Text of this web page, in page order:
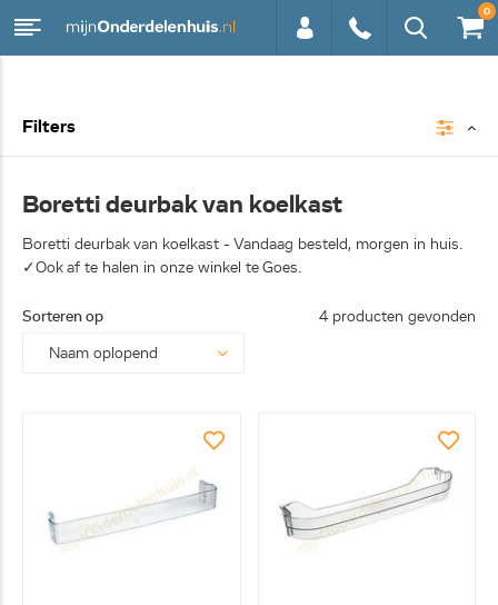
0
Filters
Boretti deurbak van koelkast
Boretti deurbak van koelkast - Vandaag besteld, morgen in huis.
✓Ook af te halen in onze winkel te Goes.
Sorteren op 4 producten gevonden